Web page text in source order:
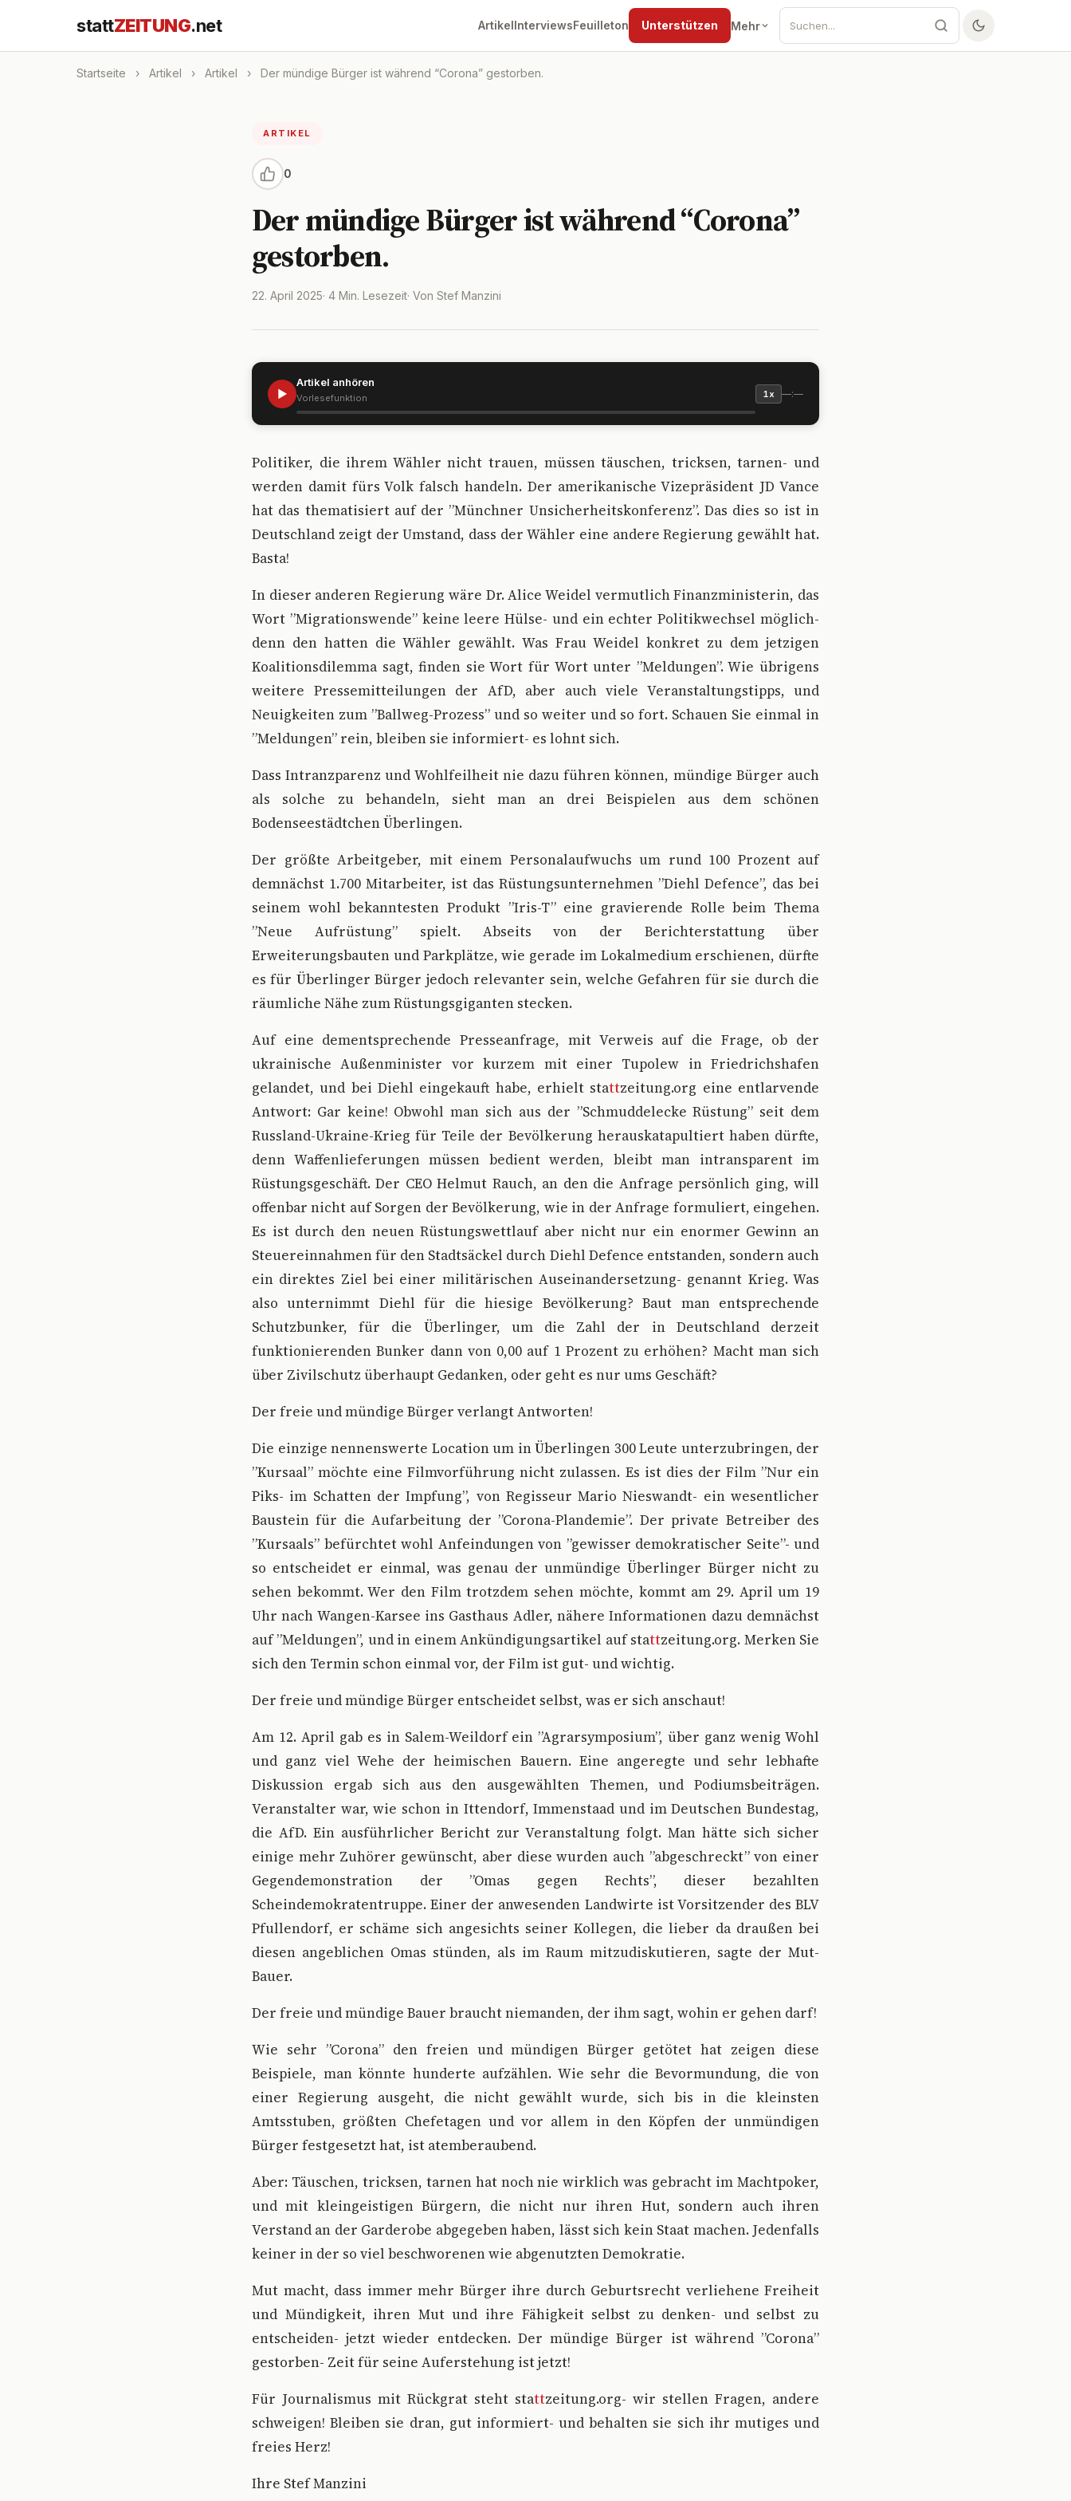
stattZEITUNG.net ArtikelInterviewsFeuilleton Unterstützen Mehr
Startseite › Artikel › Artikel › Der mündige Bürger ist während “Corona” gestorben.
ARTIKEL
0
Der mündige Bürger ist während “Corona”
gestorben.
22. April 2025· 4 Min. Lesezeit· Von Stef Manzini
▶
Artikel anhören
Vorlesefunktion 1x —:—
Politiker, die ihrem Wähler nicht trauen, müssen täuschen, tricksen, tarnen- und
werden damit fürs Volk falsch handeln. Der amerikanische Vizepräsident JD Vance
hat das thematisiert auf der ”Münchner Unsicherheitskonferenz”. Das dies so ist in
Deutschland zeigt der Umstand, dass der Wähler eine andere Regierung gewählt hat.
Basta!
In dieser anderen Regierung wäre Dr. Alice Weidel vermutlich Finanzministerin, das
Wort ”Migrationswende” keine leere Hülse- und ein echter Politikwechsel möglich-
denn den hatten die Wähler gewählt. Was Frau Weidel konkret zu dem jetzigen
Koalitionsdilemma sagt, finden sie Wort für Wort unter ”Meldungen”. Wie übrigens
weitere Pressemitteilungen der AfD, aber auch viele Veranstaltungstipps, und
Neuigkeiten zum ”Ballweg-Prozess” und so weiter und so fort. Schauen Sie einmal in
”Meldungen” rein, bleiben sie informiert- es lohnt sich.
Dass Intranzparenz und Wohlfeilheit nie dazu führen können, mündige Bürger auch
als solche zu behandeln, sieht man an drei Beispielen aus dem schönen
Bodenseestädtchen Überlingen.
Der größte Arbeitgeber, mit einem Personalaufwuchs um rund 100 Prozent auf
demnächst 1.700 Mitarbeiter, ist das Rüstungsunternehmen ”Diehl Defence”, das bei
seinem wohl bekanntesten Produkt ”Iris-T” eine gravierende Rolle beim Thema
”Neue Aufrüstung” spielt. Abseits von der Berichterstattung über
Erweiterungsbauten und Parkplätze, wie gerade im Lokalmedium erschienen, dürfte
es für Überlinger Bürger jedoch relevanter sein, welche Gefahren für sie durch die
räumliche Nähe zum Rüstungsgiganten stecken.
Auf eine dementsprechende Presseanfrage, mit Verweis auf die Frage, ob der
ukrainische Außenminister vor kurzem mit einer Tupolew in Friedrichshafen
gelandet, und bei Diehl eingekauft habe, erhielt stattzeitung.org eine entlarvende
Antwort: Gar keine! Obwohl man sich aus der ”Schmuddelecke Rüstung” seit dem
Russland-Ukraine-Krieg für Teile der Bevölkerung herauskatapultiert haben dürfte,
denn Waffenlieferungen müssen bedient werden, bleibt man intransparent im
Rüstungsgeschäft. Der CEO Helmut Rauch, an den die Anfrage persönlich ging, will
offenbar nicht auf Sorgen der Bevölkerung, wie in der Anfrage formuliert, eingehen.
Es ist durch den neuen Rüstungswettlauf aber nicht nur ein enormer Gewinn an
Steuereinnahmen für den Stadtsäckel durch Diehl Defence entstanden, sondern auch
ein direktes Ziel bei einer militärischen Auseinandersetzung- genannt Krieg. Was
also unternimmt Diehl für die hiesige Bevölkerung? Baut man entsprechende
Schutzbunker, für die Überlinger, um die Zahl der in Deutschland derzeit
funktionierenden Bunker dann von 0,00 auf 1 Prozent zu erhöhen? Macht man sich
über Zivilschutz überhaupt Gedanken, oder geht es nur ums Geschäft?
Der freie und mündige Bürger verlangt Antworten!
Die einzige nennenswerte Location um in Überlingen 300 Leute unterzubringen, der
”Kursaal” möchte eine Filmvorführung nicht zulassen. Es ist dies der Film ”Nur ein
Piks- im Schatten der Impfung”, von Regisseur Mario Nieswandt- ein wesentlicher
Baustein für die Aufarbeitung der ”Corona-Plandemie”. Der private Betreiber des
”Kursaals” befürchtet wohl Anfeindungen von ”gewisser demokratischer Seite”- und
so entscheidet er einmal, was genau der unmündige Überlinger Bürger nicht zu
sehen bekommt. Wer den Film trotzdem sehen möchte, kommt am 29. April um 19
Uhr nach Wangen-Karsee ins Gasthaus Adler, nähere Informationen dazu demnächst
auf ”Meldungen”, und in einem Ankündigungsartikel auf stattzeitung.org. Merken Sie
sich den Termin schon einmal vor, der Film ist gut- und wichtig.
Der freie und mündige Bürger entscheidet selbst, was er sich anschaut!
Am 12. April gab es in Salem-Weildorf ein ”Agrarsymposium”, über ganz wenig Wohl
und ganz viel Wehe der heimischen Bauern. Eine angeregte und sehr lebhafte
Diskussion ergab sich aus den ausgewählten Themen, und Podiumsbeiträgen.
Veranstalter war, wie schon in Ittendorf, Immenstaad und im Deutschen Bundestag,
die AfD. Ein ausführlicher Bericht zur Veranstaltung folgt. Man hätte sich sicher
einige mehr Zuhörer gewünscht, aber diese wurden auch ”abgeschreckt” von einer
Gegendemonstration der ”Omas gegen Rechts”, dieser bezahlten
Scheindemokratentruppe. Einer der anwesenden Landwirte ist Vorsitzender des BLV
Pfullendorf, er schäme sich angesichts seiner Kollegen, die lieber da draußen bei
diesen angeblichen Omas stünden, als im Raum mitzudiskutieren, sagte der Mut-
Bauer.
Der freie und mündige Bauer braucht niemanden, der ihm sagt, wohin er gehen darf!
Wie sehr ”Corona” den freien und mündigen Bürger getötet hat zeigen diese
Beispiele, man könnte hunderte aufzählen. Wie sehr die Bevormundung, die von
einer Regierung ausgeht, die nicht gewählt wurde, sich bis in die kleinsten
Amtsstuben, größten Chefetagen und vor allem in den Köpfen der unmündigen
Bürger festgesetzt hat, ist atemberaubend.
Aber: Täuschen, tricksen, tarnen hat noch nie wirklich was gebracht im Machtpoker,
und mit kleingeistigen Bürgern, die nicht nur ihren Hut, sondern auch ihren
Verstand an der Garderobe abgegeben haben, lässt sich kein Staat machen. Jedenfalls
keiner in der so viel beschworenen wie abgenutzten Demokratie.
Mut macht, dass immer mehr Bürger ihre durch Geburtsrecht verliehene Freiheit
und Mündigkeit, ihren Mut und ihre Fähigkeit selbst zu denken- und selbst zu
entscheiden- jetzt wieder entdecken. Der mündige Bürger ist während ”Corona”
gestorben- Zeit für seine Auferstehung ist jetzt!
Für Journalismus mit Rückgrat steht stattzeitung.org- wir stellen Fragen, andere
schweigen! Bleiben sie dran, gut informiert- und behalten sie sich ihr mutiges und
freies Herz!
Ihre Stef Manzini